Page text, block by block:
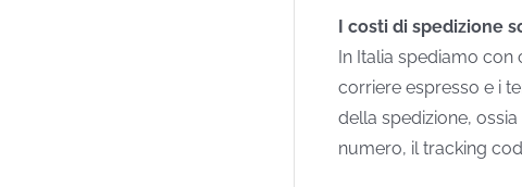
I costi di spedizione
In Italia spediamo con
corriere espresso e i
della spedizione,
numero, il tracking